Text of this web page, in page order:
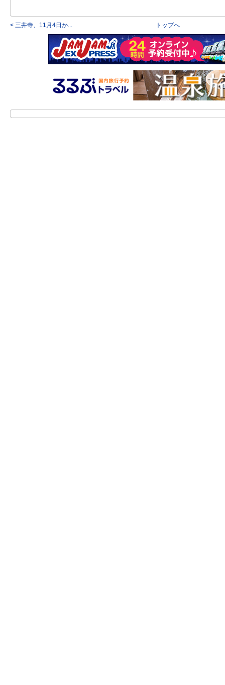
< 三井寺、11月4日か... トップへ